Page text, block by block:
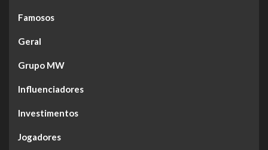
Famosos
Geral
Grupo MW
Influenciadores
Investimentos
Jogadores